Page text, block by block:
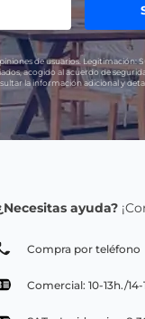
de usuarios. Legitimación:
acogido al acuerdo de
la información adicional y
ayuda?
Compra por teléfono
Comercial: 10-13h./14-